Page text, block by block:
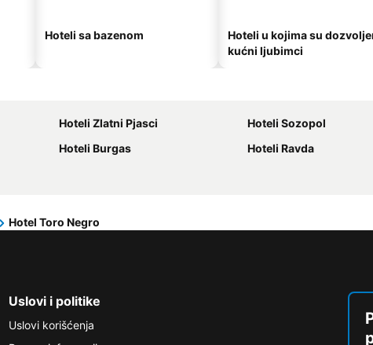
Hoteli sa bazenom
Hoteli u kojima su
kućni ljubimci
Hoteli Zlatni Pjasci
Hoteli Sozopol
Hoteli Burgas
Hoteli Ravda
Hotel Toro Negro
Uslovi i politike
Uslovi korišćenja